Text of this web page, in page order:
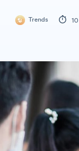
Trends